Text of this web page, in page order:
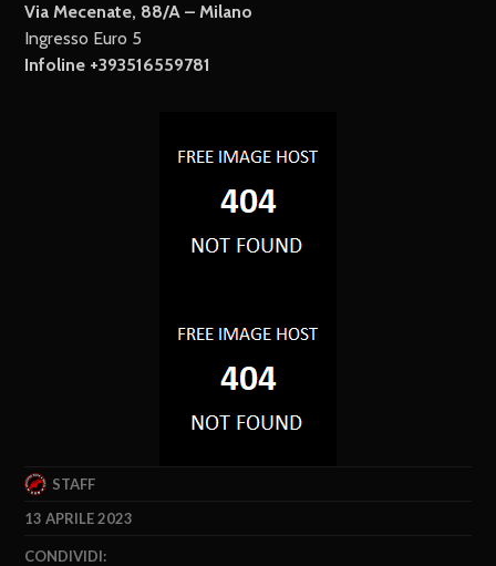
Via Mecenate, 88/A – Milano
Ingresso Euro 5
Infoline +393516559781
STAFF
13 APRILE 2023
CONDIVIDI: